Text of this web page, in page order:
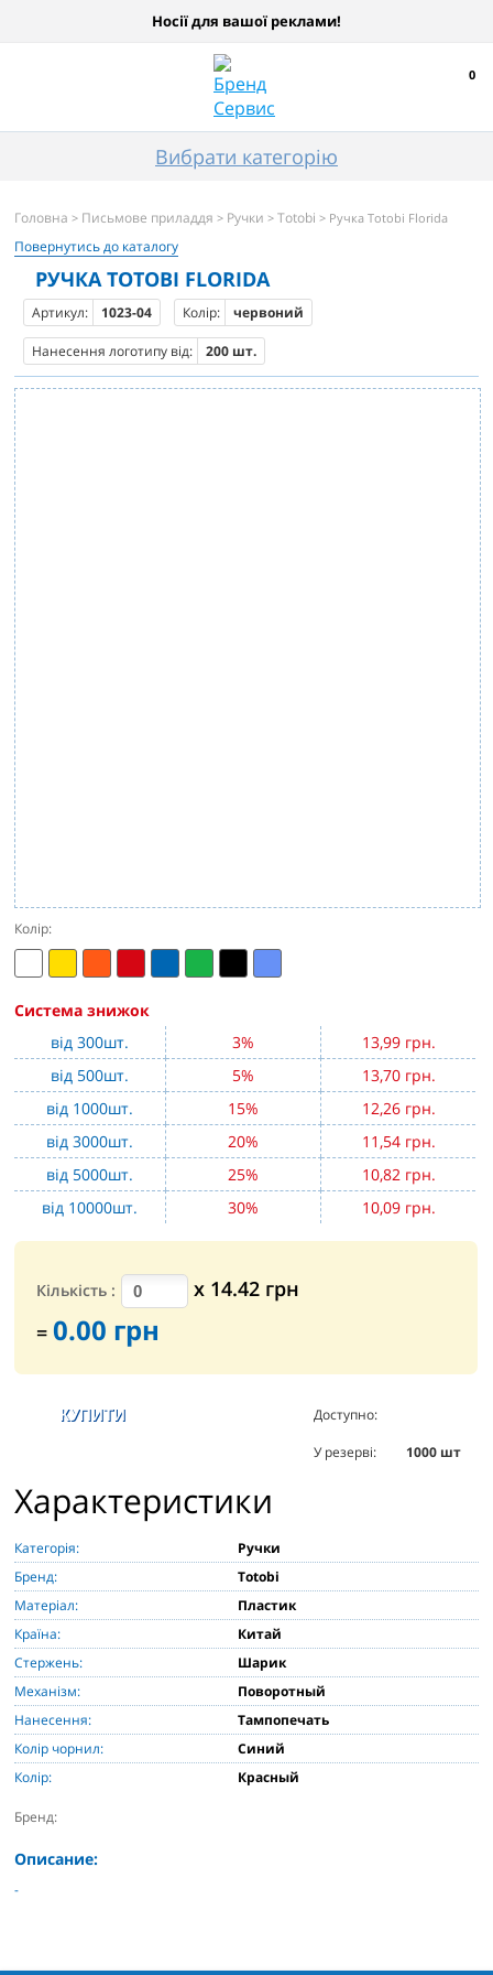
Носії для вашої реклами!
0
Вибрати категорію
Головна > Письмове приладдя > Ручки >Totobi > Ручка Totobi Florida
Повернутись до каталогу
РУЧКА TOTOBI FLORIDA
Артикул: 1023-04 Колір: червоний
Нанесення логотипу від: 200 шт.
Колір:
Система знижок
від 300шт.
3%
13,99 грн.
від 500шт.
5%
13,70 грн.
від 1000шт.
15%
12,26 грн.
від 3000шт.
20%
11,54 грн.
від 5000шт.
25%
10,82 грн.
від 10000шт.
30% 10,09 грн.
Кількість : х 14.42 грн
=0.00 грн
Доступно:
У резерві:
1000шт
Характеристики
Категорія:
Ручки
Бренд:
Totobi
Матеріал:
Пластик
Країна:
Китай
Стержень:
Шарик
Механізм:
Поворотный
Нанесення:
Тампопечать
Колір чорнил:
Синий
Колір:
Красный
Бренд:
Описание:
-